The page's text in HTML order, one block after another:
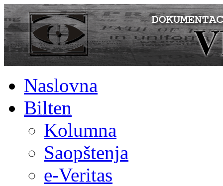
Naslovna
Bilten
Kolumna
Saopštenja
e-Veritas